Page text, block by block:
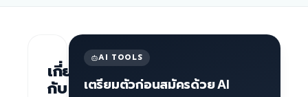
เกี่ยว
กับ
AI TOOLS
เตรียมตัวก่อนสมัครด้วย AI